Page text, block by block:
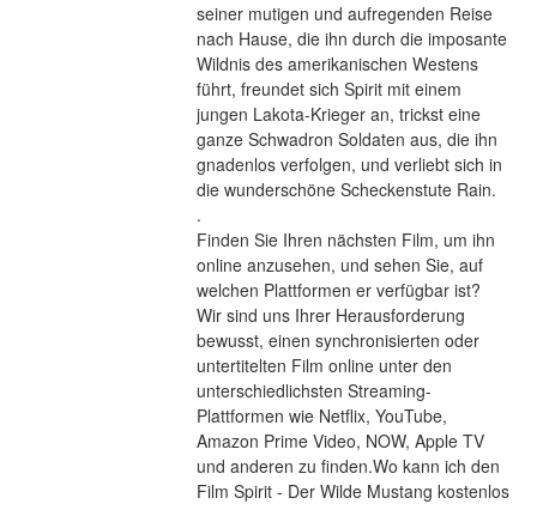
seiner mutigen und aufregenden Reise
nach Hause, die ihn durch die imposante
Wildnis des amerikanischen Westens
führt, freundet sich Spirit mit einem
jungen Lakota-Krieger an, trickst eine
ganze Schwadron Soldaten aus, die ihn
gnadenlos verfolgen, und verliebt sich in
die wunderschöne Scheckenstute Rain.
.
Finden Sie Ihren nächsten Film, um ihn
online anzusehen, und sehen Sie, auf
welchen Plattformen er verfügbar ist?
Wir sind uns Ihrer Herausforderung
bewusst, einen synchronisierten oder
untertitelten Film online unter den
unterschiedlichsten Streaming-
Plattformen wie Netflix, YouTube,
Amazon Prime Video, NOW, Apple TV
und anderen zu finden.Wo kann ich den
Film Spirit - Der Wilde Mustang kostenlos